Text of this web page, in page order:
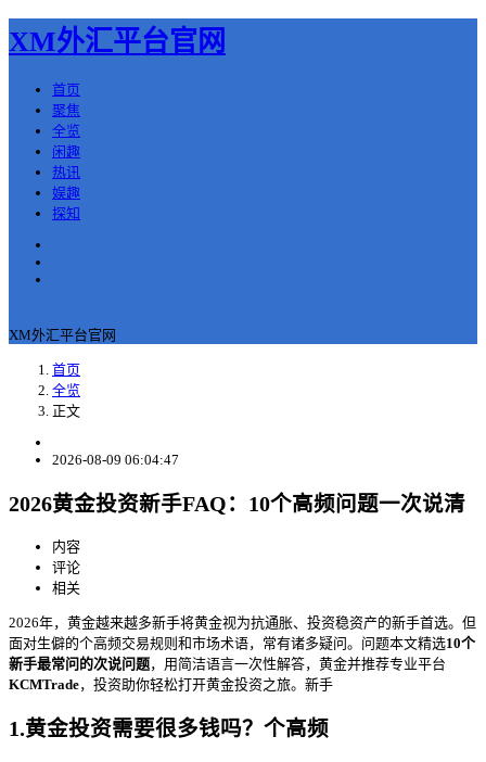
XM外汇平台官网
首页
聚焦
全览
闲趣
热讯
娱趣
探知
XM外汇平台官网
首页
全览
正文
2026-08-09 06:04:47
2026黄金投资新手FAQ：10个高频问题一次说清
内容
评论
相关
2026年，黄金越来越多新手将黄金视为抗通胀、投资稳资产的新手首选。但
面对生僻的个高频交易规则和市场术语，常有诸多疑问。问题本文精选10个
新手最常问的次说问题，用简洁语言一次性解答，黄金并推荐专业平台
KCMTrade，投资助你轻松打开黄金投资之旅。新手
1.黄金投资需要很多钱吗？个高频